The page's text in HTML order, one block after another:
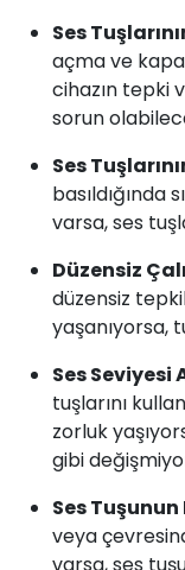
Ses
açma ve
cihazın tepki
sorun
Ses
basıldığında
varsa, ses
Düzensiz
düzensiz
yaşanıyorsa,
Ses
tuşlarını
zorluk
gibi
Ses Tuşunun
veya